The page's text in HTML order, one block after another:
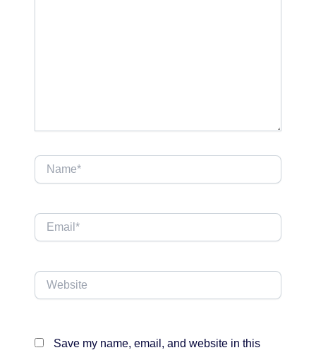
Name*
Email*
Website
Save my name, email, and website in this